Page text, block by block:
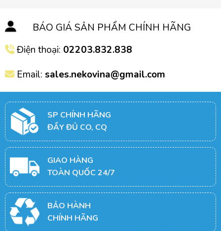
BÁO GIÁ SẢN PHẨM CHÍNH HÃNG
Điện thoại: 02203.832.838
Email: sales.nekovina@gmail.com
SP CHÍNH HÃNG
ĐẦY ĐỦ CO, CQ
GIAO HÀNG
TOÀN QUỐC 24/7
BẢO HÀNH
CHÍNH HÃNG